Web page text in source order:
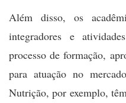
Além disso, os
integradores e
processo de formação,
para atuação no
Nutrição, por exemplo,